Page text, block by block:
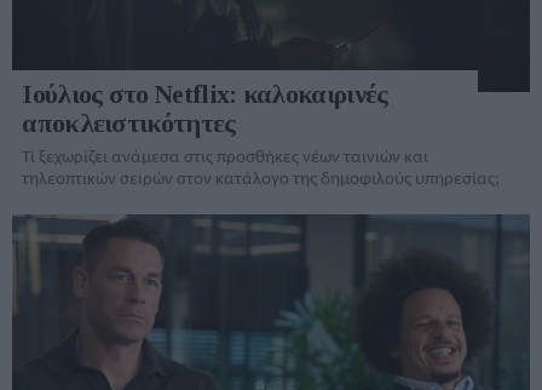
Ιούλιος στο Netflix: καλοκαιρινές
αποκλειστικότητες
Τί ξεχωρίζει ανάμεσα στις προσθήκες νέων ταινιών και
τηλεοπτικών σειρών στον κατάλογo της δημοφιλούς υπηρεσίας;